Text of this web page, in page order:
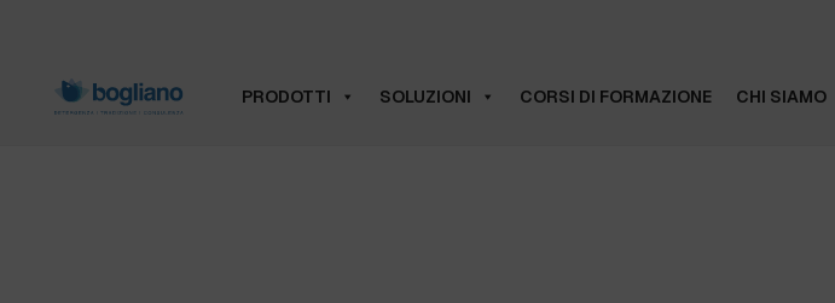
PRODOTTI SOLUZIONI CORSI DI FORMAZIONE CHI SIAMO